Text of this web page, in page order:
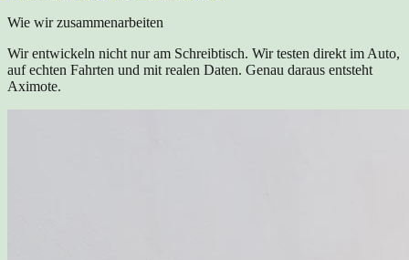
Wie wir zusammenarbeiten
Wir entwickeln nicht nur am Schreibtisch. Wir testen direkt im Auto,
auf echten Fahrten und mit realen Daten. Genau daraus entsteht
Aximote.